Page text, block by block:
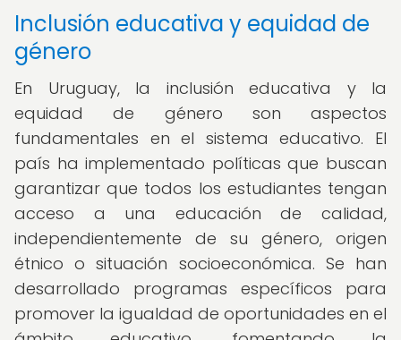
Inclusión educativa y equidad de
género
En Uruguay, la inclusión educativa y la
equidad de género son aspectos
fundamentales en el sistema educativo. El
país ha implementado políticas que buscan
garantizar que todos los estudiantes tengan
acceso a una educación de calidad,
independientemente de su género, origen
étnico o situación socioeconómica. Se han
desarrollado programas específicos para
promover la igualdad de oportunidades en el